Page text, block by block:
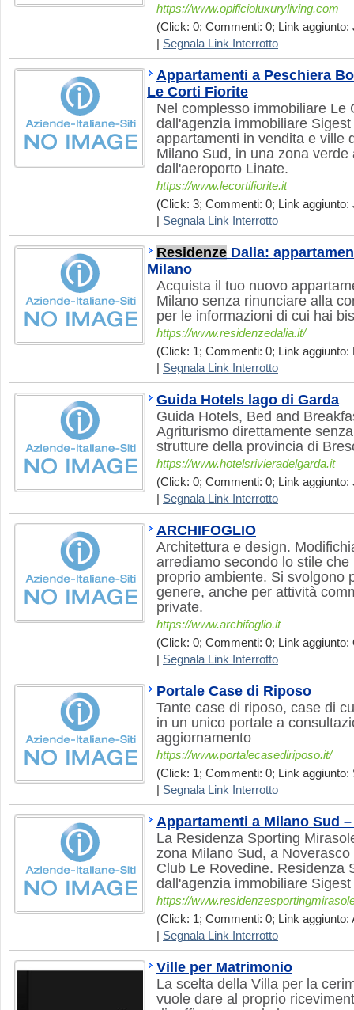
https://www.opificioluxuryliving.com
(Click: 0; Commenti: 0; Link aggiunto:
Segnala Link Interrotto
Appartamenti a Peschiera
Le Corti Fiorite
Nel complesso immobiliare Le
dall'agenzia immobiliare
appartamenti in vendita e ville
Milano Sud, in una zona
dall'aeroporto Linate.
https://www.lecortifiorite.it
(Click: 3; Commenti: 0; Link aggiunto:
Segnala Link Interrotto
Residenze Dalia:
Milano
Acquista il tuo nuovo
Milano senza rinunciare alla
per le informazioni di cui hai
https://www.residenzedalia.it/
(Click: 1; Commenti: 0; Link aggiunto:
Segnala Link Interrotto
Guida Hotels lago di Garda
Guida Hotels, Bed and
Agriturismo direttamente
strutture della provincia di
https://www.hotelsrivieradelgarda.it
(Click: 0; Commenti: 0; Link aggiunto:
Segnala Link Interrotto
ARCHIFOGLIO
Architettura e design.
arrediamo secondo lo stile
proprio ambiente. Si svolgono
genere, anche per attività
private.
https://www.archifoglio.it
(Click: 0; Commenti: 0; Link aggiunto:
Segnala Link Interrotto
Portale Case di Riposo
Tante case di riposo, case di
in un unico portale a
aggiornamento
https://www.portalecasediriposo.it/
(Click: 1; Commenti: 0; Link aggiunto:
Segnala Link Interrotto
Appartamenti a Milano Sud
La Residenza Sporting
zona Milano Sud, a
Club Le Rovedine. Residenza
dall'agenzia immobiliare
https://
(Click: 1; Commenti: 0; Link aggiunto:
Segnala Link Interrotto
Ville per Matrimonio
La scelta della Villa per la
vuole dare al proprio